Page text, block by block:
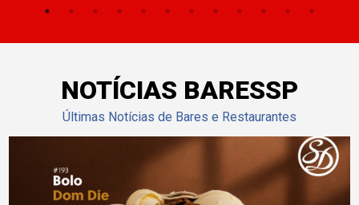
NOTÍCIAS BARESSP
Últimas Notícias de Bares e Restaurantes